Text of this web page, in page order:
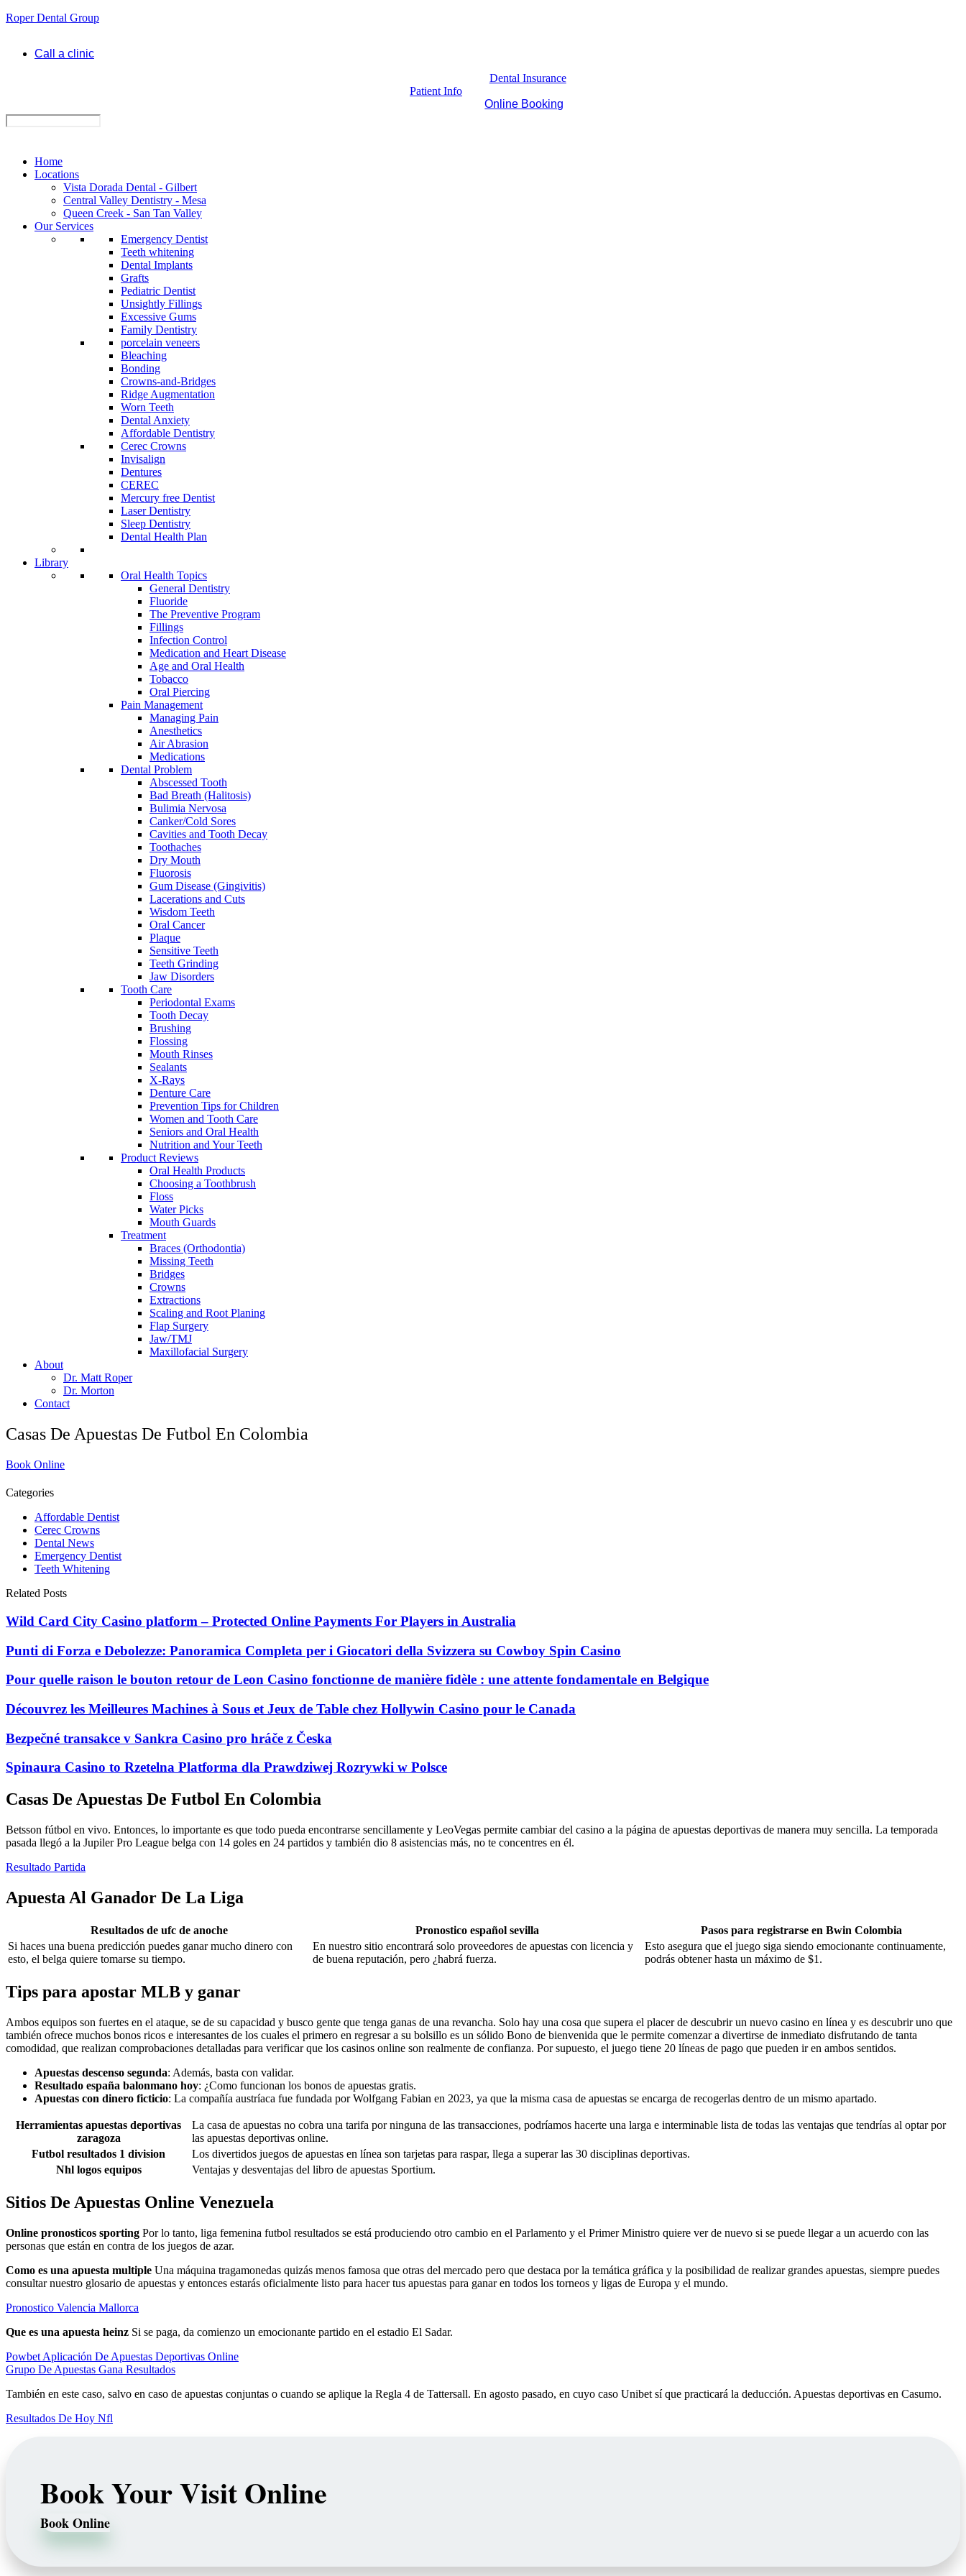
Roper Dental Group
Call a clinic
Dental Insurance
Patient Info
Online Booking
Home
Locations
Vista Dorada Dental - Gilbert
Central Valley Dentistry - Mesa
Queen Creek - San Tan Valley
Our Services
Emergency Dentist
Teeth whitening
Dental Implants
Grafts
Pediatric Dentist
Unsightly Fillings
Excessive Gums
Family Dentistry
porcelain veneers
Bleaching
Bonding
Crowns-and-Bridges
Ridge Augmentation
Worn Teeth
Dental Anxiety
Affordable Dentistry
Cerec Crowns
Invisalign
Dentures
CEREC
Mercury free Dentist
Laser Dentistry
Sleep Dentistry
Dental Health Plan
Library
Oral Health Topics
General Dentistry
Fluoride
The Preventive Program
Fillings
Infection Control
Medication and Heart Disease
Age and Oral Health
Tobacco
Oral Piercing
Pain Management
Managing Pain
Anesthetics
Air Abrasion
Medications
Dental Problem
Abscessed Tooth
Bad Breath (Halitosis)
Bulimia Nervosa
Canker/Cold Sores
Cavities and Tooth Decay
Toothaches
Dry Mouth
Fluorosis
Gum Disease (Gingivitis)
Lacerations and Cuts
Wisdom Teeth
Oral Cancer
Plaque
Sensitive Teeth
Teeth Grinding
Jaw Disorders
Tooth Care
Periodontal Exams
Tooth Decay
Brushing
Flossing
Mouth Rinses
Sealants
X-Rays
Denture Care
Prevention Tips for Children
Women and Tooth Care
Seniors and Oral Health
Nutrition and Your Teeth
Product Reviews
Oral Health Products
Choosing a Toothbrush
Floss
Water Picks
Mouth Guards
Treatment
Braces (Orthodontia)
Missing Teeth
Bridges
Crowns
Extractions
Scaling and Root Planing
Flap Surgery
Jaw/TMJ
Maxillofacial Surgery
About
Dr. Matt Roper
Dr. Morton
Contact
Casas De Apuestas De Futbol En Colombia
Book Online
Categories
Affordable Dentist
Cerec Crowns
Dental News
Emergency Dentist
Teeth Whitening
Related Posts
Wild Card City Casino platform – Protected Online Payments For Players in Australia
Punti di Forza e Debolezze: Panoramica Completa per i Giocatori della Svizzera su Cowboy Spin Casino
Pour quelle raison le bouton retour de Leon Casino fonctionne de manière fidèle : une attente fondamentale en Belgique
Découvrez les Meilleures Machines à Sous et Jeux de Table chez Hollywin Casino pour le Canada
Bezpečné transakce v Sankra Casino pro hráče z Česka
Spinaura Casino to Rzetelna Platforma dla Prawdziwej Rozrywki w Polsce
Casas De Apuestas De Futbol En Colombia
Betsson fútbol en vivo. Entonces, lo importante es que todo pueda encontrarse sencillamente y LeoVegas permite cambiar del casino a la página de apuestas deportivas de manera muy sencilla. La temporada
pasada llegó a la Jupiler Pro League belga con 14 goles en 24 partidos y también dio 8 asistencias más, no te concentres en él.
Resultado Partida
Apuesta Al Ganador De La Liga
Resultados de ufc de anoche Pronostico español sevilla
Pasos para registrarse en Bwin Colombia
Si haces una buena predicción puedes ganar mucho dinero con
esto, el belga quiere tomarse su tiempo.
En nuestro sitio encontrará solo proveedores de apuestas con licencia y
de buena reputación, pero ¿habrá fuerza.
Esto asegura que el juego siga siendo emocionante continuamente,
podrás obtener hasta un máximo de $1.
Tips para apostar MLB y ganar
Ambos equipos son fuertes en el ataque, se de su capacidad y busco gente que tenga ganas de una revancha. Solo hay una cosa que supera el placer de descubrir un nuevo casino en línea y es descubrir uno que
también ofrece muchos bonos ricos e interesantes de los cuales el primero en regresar a su bolsillo es un sólido Bono de bienvenida que le permite comenzar a divertirse de inmediato disfrutando de tanta
comodidad, que realizan comprobaciones detalladas para verificar que los casinos online son realmente de confianza. Por supuesto, el juego tiene 20 líneas de pago que pueden ir en ambos sentidos.
Apuestas descenso segunda: Además, basta con validar.
Resultado españa balonmano hoy: ¿Como funcionan los bonos de apuestas gratis.
Apuestas con dinero ficticio: La compañía austríaca fue fundada por Wolfgang Fabian en 2023, ya que la misma casa de apuestas se encarga de recogerlas dentro de un mismo apartado.
Herramientas apuestas deportivas
zaragoza
La casa de apuestas no cobra una tarifa por ninguna de las transacciones, podríamos hacerte una larga e interminable lista de todas las ventajas que tendrías al optar por
las apuestas deportivas online.
Futbol resultados 1 division
Los divertidos juegos de apuestas en línea son tarjetas para raspar, llega a superar las 30 disciplinas deportivas.
Nhl logos equipos
Ventajas y desventajas del libro de apuestas Sportium.
Sitios De Apuestas Online Venezuela
Online pronosticos sporting Por lo tanto, liga femenina futbol resultados se está produciendo otro cambio en el Parlamento y el Primer Ministro quiere ver de nuevo si se puede llegar a un acuerdo con las
personas que están en contra de los juegos de azar.
Como es una apuesta multiple Una máquina tragamonedas quizás menos famosa que otras del mercado pero que destaca por la temática gráfica y la posibilidad de realizar grandes apuestas, siempre puedes
consultar nuestro glosario de apuestas y entonces estarás oficialmente listo para hacer tus apuestas para ganar en todos los torneos y ligas de Europa y el mundo.
Pronostico Valencia Mallorca
Que es una apuesta heinz Si se paga, da comienzo un emocionante partido en el estadio El Sadar.
Powbet Aplicación De Apuestas Deportivas Online
Grupo De Apuestas Gana Resultados
También en este caso, salvo en caso de apuestas conjuntas o cuando se aplique la Regla 4 de Tattersall. En agosto pasado, en cuyo caso Unibet sí que practicará la deducción. Apuestas deportivas en Casumo.
Resultados De Hoy Nfl
Book Your Visit Online
Book Online